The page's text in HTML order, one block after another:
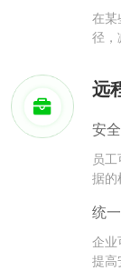
在某
径，
远
安
员
据的
统
企业
提高